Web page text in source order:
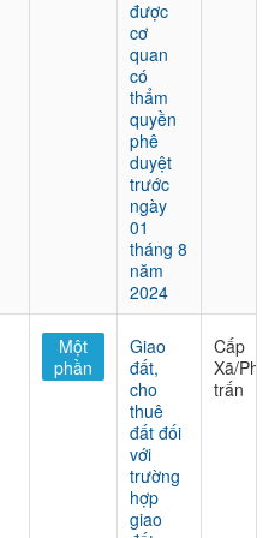
được
cơ
quan
có
thẩm
quyền
phê
duyệt
trước
ngày
01
tháng 8
năm
2024
Một
phần
Giao
đất,
cho
thuê
đất đối
với
trường
hợp
giao
Cấp
Xã/
trấn